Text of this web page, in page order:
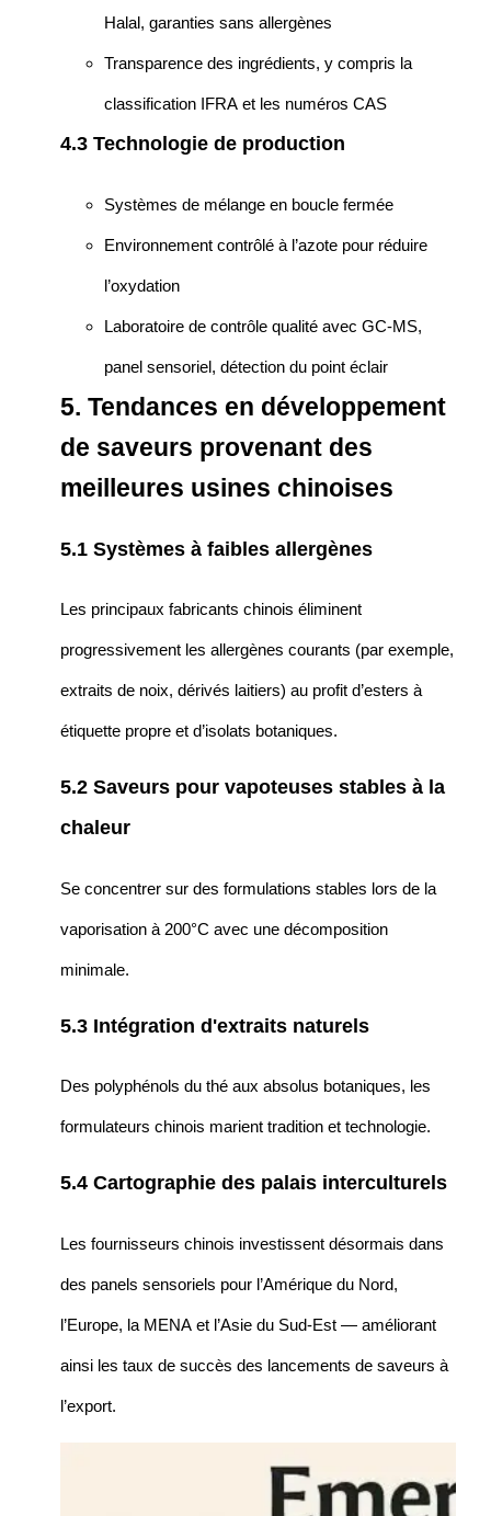
Halal, garanties sans allergènes
Transparence des ingrédients, y compris la
classification IFRA et les numéros CAS
4.3 Technologie de production
Systèmes de mélange en boucle fermée
Environnement contrôlé à l’azote pour réduire
l’oxydation
Laboratoire de contrôle qualité avec GC-MS,
panel sensoriel, détection du point éclair
5. Tendances en développement
de saveurs provenant des
meilleures usines chinoises
5.1 Systèmes à faibles allergènes
Les principaux fabricants chinois éliminent
progressivement les allergènes courants (par exemple,
extraits de noix, dérivés laitiers) au profit d’esters à
étiquette propre et d’isolats botaniques.
5.2 Saveurs pour vapoteuses stables à la
chaleur
Se concentrer sur des formulations stables lors de la
vaporisation à 200°C avec une décomposition
minimale.
5.3 Intégration d'extraits naturels
Des polyphénols du thé aux absolus botaniques, les
formulateurs chinois marient tradition et technologie.
5.4 Cartographie des palais interculturels
Les fournisseurs chinois investissent désormais dans
des panels sensoriels pour l’Amérique du Nord,
l’Europe, la MENA et l’Asie du Sud-Est — améliorant
ainsi les taux de succès des lancements de saveurs à
l’export.